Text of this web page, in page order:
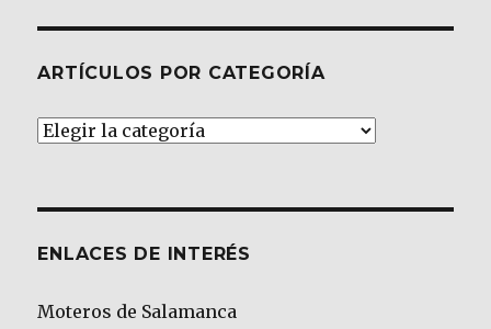
ARTÍCULOS POR CATEGORÍA
Artículos
ENLACES DE INTERÉS
Moteros de Salamanca